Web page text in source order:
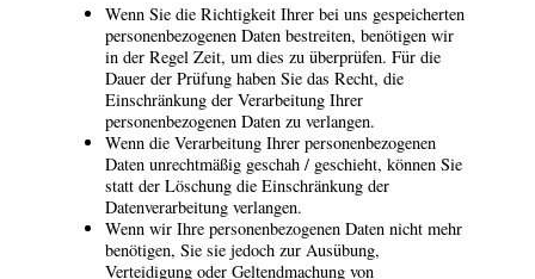
Wenn Sie die Richtigkeit Ihrer bei uns gespeicherten
personenbezogenen Daten bestreiten, benötigen wir
in der Regel Zeit, um dies zu überprüfen. Für die
Dauer der Prüfung haben Sie das Recht, die
Einschränkung der Verarbeitung Ihrer
personenbezogenen Daten zu verlangen.
Wenn die Verarbeitung Ihrer personenbezogenen
Daten unrechtmäßig geschah / geschieht, können Sie
statt der Löschung die Einschränkung der
Datenverarbeitung verlangen.
Wenn wir Ihre personenbezogenen Daten nicht mehr
benötigen, Sie sie jedoch zur Ausübung,
Verteidigung oder Geltendmachung von